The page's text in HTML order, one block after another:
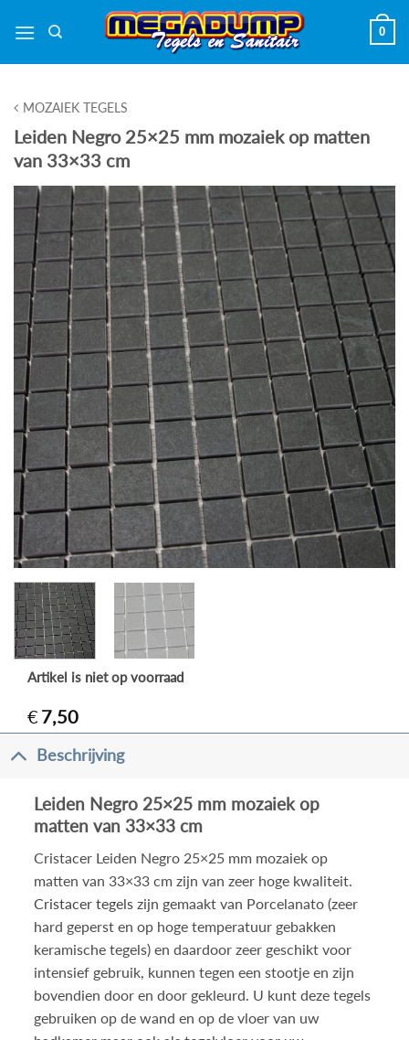
naar
0
MOZAIEK TEGELS
Leiden Negro 25×25 mm mozaiek op matten
van 33×33 cm
€ 7,50
Artikel is niet op voorraad
Beschrijving
Leiden Negro 25×25 mm mozaiek op
matten van 33×33 cm
Cristacer Leiden Negro 25×25 mm mozaiek op
matten van 33×33 cm zijn van zeer hoge kwaliteit.
Cristacer tegelszijn gemaakt van Porcelanato (zeer
hard geperst en op hoge temperatuur gebakken
keramische tegels) en daardoor zeer geschikt voor
intensief gebruik, kunnen tegen een stootje en zijn
bovendien door en door gekleurd. U kunt deze tegels
gebruiken op de wand en op de vloer van uw